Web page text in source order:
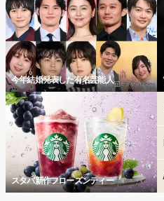
今年結婚発表した有名芸能人
スタバ新作フローズンティー